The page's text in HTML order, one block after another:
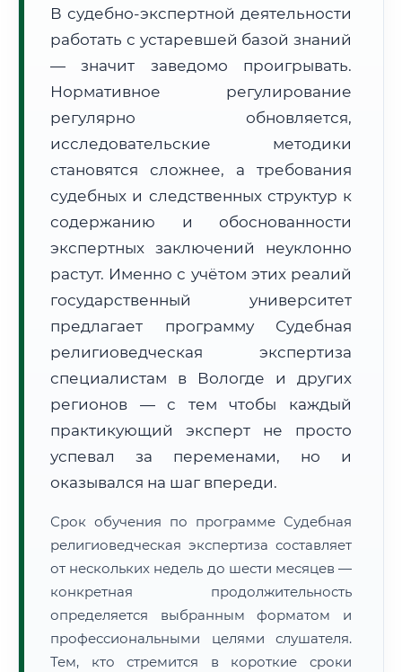
Формат учебы:
Дистанционно
🗺️ Зона обслуживания: г. Вологда
Расчет логистики оригиналов:
• Маршрут транзита: ~2 592 км
• Экспресс-доставка СДЭК / Почтой:
4–6 рабочих дней
📜 Документы и аккредитация ФИС ФРДО
🔍Нажмите на документ для увеличения и просмотра
В судебно-экспертной деятельности
работать с устаревшей базой знаний
— значит заведомо проигрывать.
Нормативное регулирование
регулярно обновляется,
исследовательские методики
становятся сложнее, а требования
судебных и следственных структур к
содержанию и обоснованности
экспертных заключений неуклонно
растут. Именно с учётом этих реалий
государственный университет
предлагает программу Судебная
религиоведческая экспертиза
специалистам в Вологде и других
регионов — с тем чтобы каждый
практикующий эксперт не просто
успевал за переменами, но и
оказывался на шаг впереди.
Срок обучения по программе Судебная
религиоведческая экспертиза составляет
от нескольких недель до шести месяцев —
конкретная продолжительность
определяется выбранным форматом и
профессиональными целями слушателя.
Тем, кто стремится в короткие сроки